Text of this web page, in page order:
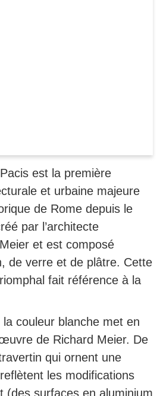
est la première
et urbaine majeure
de Rome depuis le
par l’architecte
et est composé
de verre et de plâtre. Cette
fait référence à la
couleur blanche met en
de Richard Meier. De
qui ornent une
les modifications
(des surfaces en aluminium